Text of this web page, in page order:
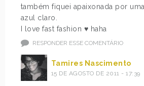
também fiquei apaixonada por
azul claro.
I love fast fashion ♥ haha
RESPONDER ESSE COMENTÁRIO
Tamires Nascimento
15 DE AGOSTO DE 2011 - 17:39